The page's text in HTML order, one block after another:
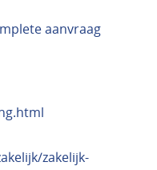
aanvraag
zakelijk-